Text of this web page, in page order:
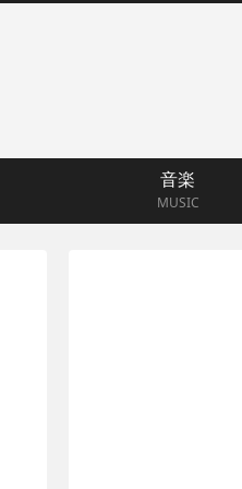
音楽
MUSIC